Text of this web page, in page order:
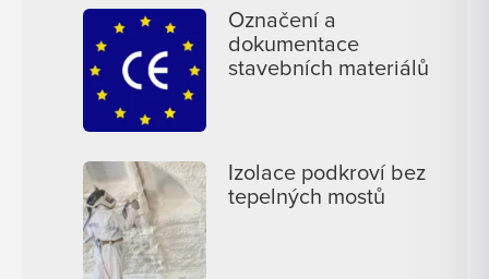
Označení a
dokumentace
stavebních materiálů
Izolace podkroví bez
tepelných mostů